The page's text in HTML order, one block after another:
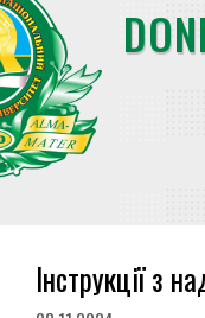
Iнструкцiї з